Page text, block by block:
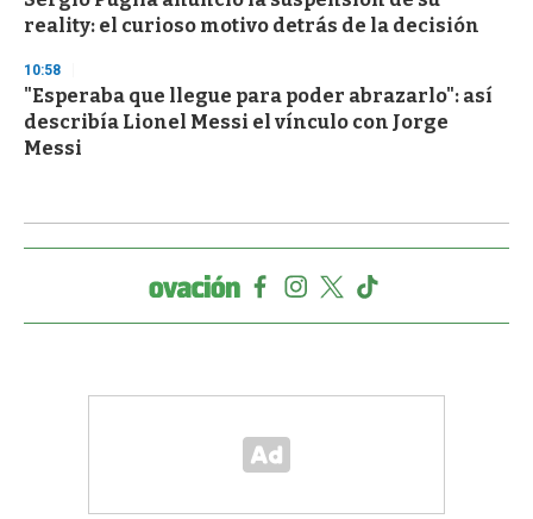
reality: el curioso motivo detrás de la decisión
10:58
"Esperaba que llegue para poder abrazarlo": así
describía Lionel Messi el vínculo con Jorge
Messi